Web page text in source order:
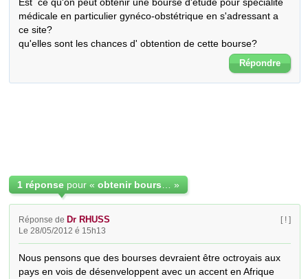
médicale en particulier gynéco-obstétrique en s'adressant a
ce site?
qu'elles sont les chances d' obtention de cette bourse?
Répondre
1 réponse pour « »
Réponse de Dr RHUSS
Le 28/05/2012 é 15h13
[ ! ]
Nous pensons que des bourses devraient être octroyais aux
pays en vois de désenveloppent avec un accent en Afrique